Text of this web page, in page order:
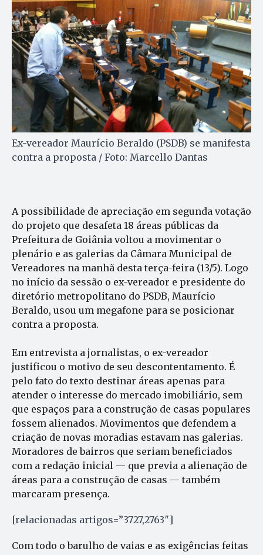
Ex-vereador Maurício Beraldo (PSDB) se manifesta
contra a proposta / Foto: Marcello Dantas
A possibilidade de apreciação em segunda votação
do projeto que desafeta 18 áreas públicas da
Prefeitura de Goiânia voltou a movimentar o
plenário e as galerias da Câmara Municipal de
Vereadores na manhã desta terça-feira (13/5). Logo
no início da sessão o ex-vereador e presidente do
diretório metropolitano do PSDB, Maurício
Beraldo, usou um megafone para se posicionar
contra a proposta.
Em entrevista a jornalistas, o ex-vereador
justificou o motivo de seu descontentamento. É
pelo fato do texto destinar áreas apenas para
atender o interesse do mercado imobiliário, sem
que espaços para a construção de casas populares
fossem alienados. Movimentos que defendem a
criação de novas moradias estavam nas galerias.
Moradores de bairros que seriam beneficiados
com a redação inicial — que previa a alienação de
áreas para a construção de casas — também
marcaram presença.
[relacionadas artigos=”3727,2763″]
Com todo o barulho de vaias e as exigências feitas